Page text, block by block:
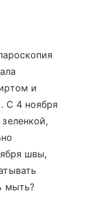
и
С 4 ноября
швы,
мыть?